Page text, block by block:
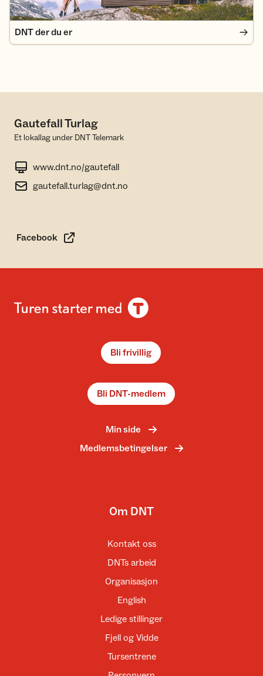
DNT der du er
Gautefall Turlag
Et lokallag under DNT Telemark
www.dnt.no/gautefall
gautefall.turlag@dnt.no
Facebook
Bli frivillig
Bli DNT-medlem
Min side
Medlemsbetingelser
Om DNT
Kontakt oss
DNTs arbeid
Organisasjon
English
Ledige stillinger
Fjell og Vidde
Tursentrene